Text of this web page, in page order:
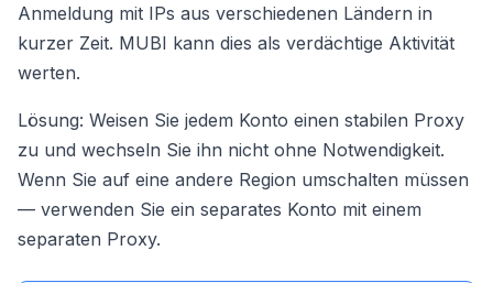
Anmeldung mit IPs aus verschiedenen Ländern in
kurzer Zeit. MUBI kann dies als verdächtige Aktivität
werten.
Lösung: Weisen Sie jedem Konto einen stabilen Proxy
zu und wechseln Sie ihn nicht ohne Notwendigkeit.
Wenn Sie auf eine andere Region umschalten müssen
— verwenden Sie ein separates Konto mit einem
separaten Proxy.